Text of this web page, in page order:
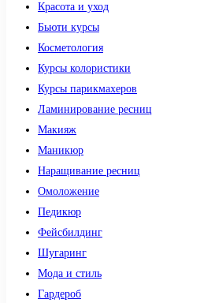
Красота и уход
Бьюти курсы
Косметология
Курсы колористики
Курсы парикмахеров
Ламинирование ресниц
Макияж
Маникюр
Наращивание ресниц
Омоложение
Педикюр
Фейсбилдинг
Шугаринг
Мода и стиль
Гардероб